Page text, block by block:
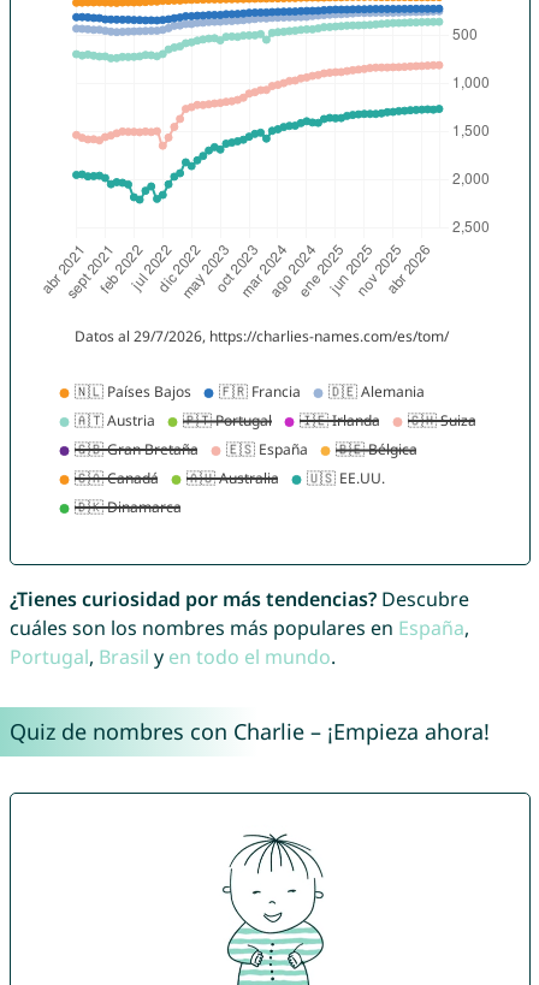
¿Tienes curiosidad por más tendencias?Descubre
cuáles son los nombres más populares en España,
Portugal, Brasil y en todo el mundo.
Quiz de nombres con Charlie – ¡Empieza ahora!